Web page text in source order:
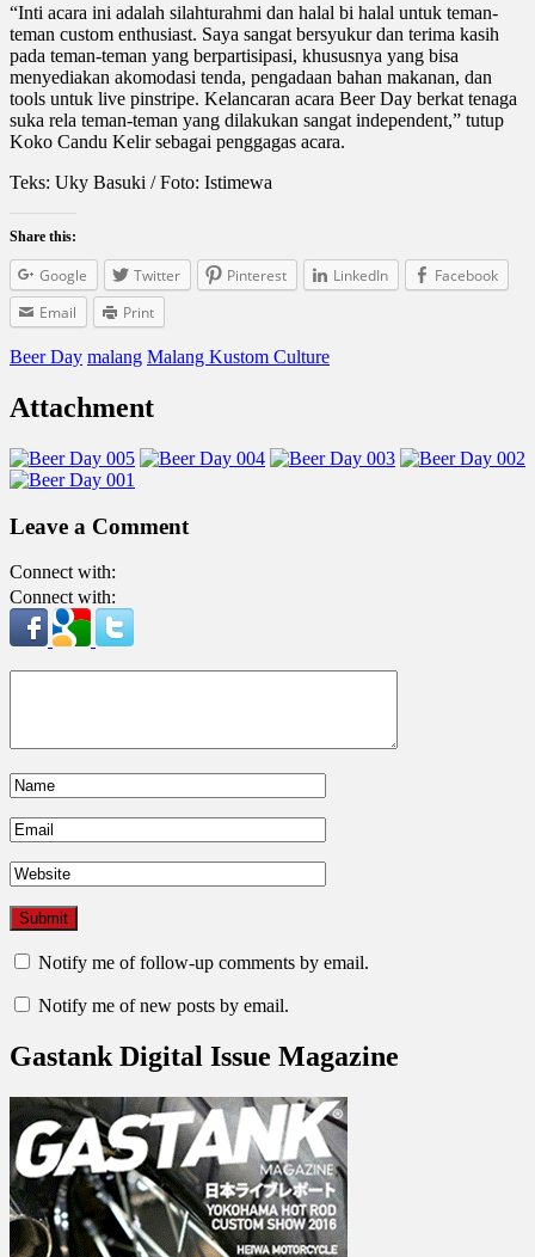
“Inti acara ini adalah silahturahmi dan halal bi halal untuk teman-
teman custom enthusiast. Saya sangat bersyukur dan terima kasih
pada teman-teman yang berpartisipasi, khususnya yang bisa
menyediakan akomodasi tenda, pengadaan bahan makanan, dan
tools untuk live pinstripe. Kelancaran acara Beer Day berkat tenaga
suka rela teman-teman yang dilakukan sangat independent,” tutup
Koko Candu Kelir sebagai penggagas acara.
Teks: Uky Basuki / Foto: Istimewa
Share this:
Google Twitter Pinterest LinkedIn
Facebook
Email
Print
Beer Day malang Malang Kustom Culture
Attachment
Leave a Comment
Connect with:
Connect with:
Notify me of follow-up comments by email.
Notify me of new posts by email.
Gastank Digital Issue Magazine